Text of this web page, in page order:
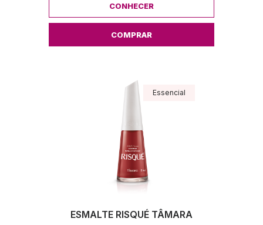
CONHECER
COMPRAR
Essencial
ESMALTE RISQUÉ TÂMARA